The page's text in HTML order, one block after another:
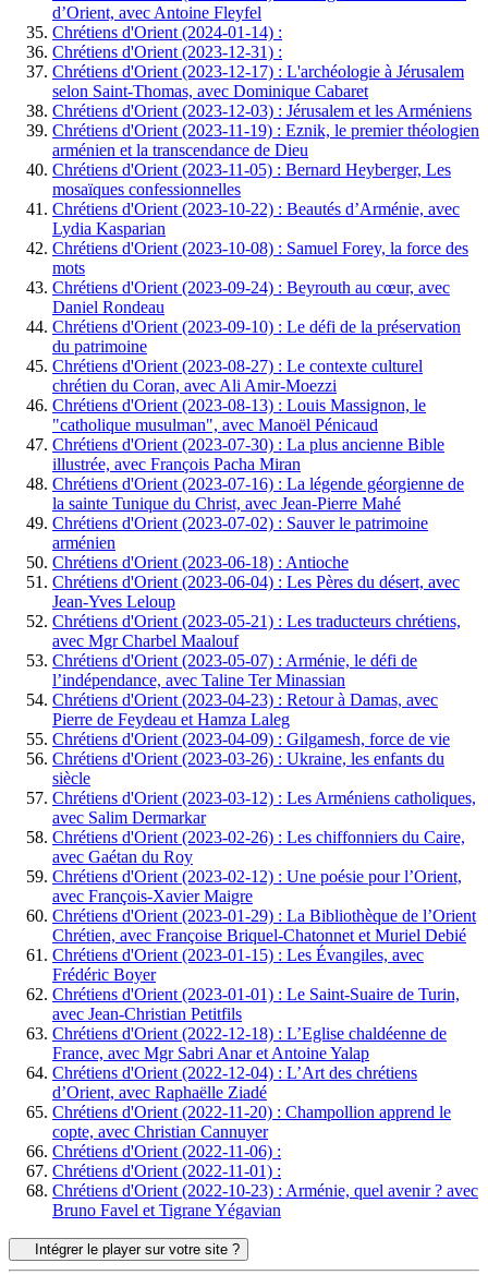
d’Orient, avec Antoine Fleyfel
Chrétiens d'Orient (2024-01-14) :
Chrétiens d'Orient (2023-12-31) :
Chrétiens d'Orient (2023-12-17) : L'archéologie à Jérusalem
selon Saint-Thomas, avec Dominique Cabaret
Chrétiens d'Orient (2023-12-03) : Jérusalem et les Arméniens
Chrétiens d'Orient (2023-11-19) : Eznik, le premier théologien
arménien et la transcendance de Dieu
Chrétiens d'Orient (2023-11-05) : Bernard Heyberger, Les
mosaïques confessionnelles
Chrétiens d'Orient (2023-10-22) : Beautés d’Arménie, avec
Lydia Kasparian
Chrétiens d'Orient (2023-10-08) : Samuel Forey, la force des
mots
Chrétiens d'Orient (2023-09-24) : Beyrouth au cœur, avec
Daniel Rondeau
Chrétiens d'Orient (2023-09-10) : Le défi de la préservation
du patrimoine
Chrétiens d'Orient (2023-08-27) : Le contexte culturel
chrétien du Coran, avec Ali Amir-Moezzi
Chrétiens d'Orient (2023-08-13) : Louis Massignon, le
"catholique musulman", avec Manoël Pénicaud
Chrétiens d'Orient (2023-07-30) : La plus ancienne Bible
illustrée, avec François Pacha Miran
Chrétiens d'Orient (2023-07-16) : La légende géorgienne de
la sainte Tunique du Christ, avec Jean-Pierre Mahé
Chrétiens d'Orient (2023-07-02) : Sauver le patrimoine
arménien
Chrétiens d'Orient (2023-06-18) : Antioche
Chrétiens d'Orient (2023-06-04) : Les Pères du désert, avec
Jean-Yves Leloup
Chrétiens d'Orient (2023-05-21) : Les traducteurs chrétiens,
avec Mgr Charbel Maalouf
Chrétiens d'Orient (2023-05-07) : Arménie, le défi de
l’indépendance, avec Taline Ter Minassian
Chrétiens d'Orient (2023-04-23) : Retour à Damas, avec
Pierre de Feydeau et Hamza Laleg
Chrétiens d'Orient (2023-04-09) : Gilgamesh, force de vie
Chrétiens d'Orient (2023-03-26) : Ukraine, les enfants du
siècle
Chrétiens d'Orient (2023-03-12) : Les Arméniens catholiques,
avec Salim Dermarkar
Chrétiens d'Orient (2023-02-26) : Les chiffonniers du Caire,
avec Gaétan du Roy
Chrétiens d'Orient (2023-02-12) : Une poésie pour l’Orient,
avec François-Xavier Maigre
Chrétiens d'Orient (2023-01-29) : La Bibliothèque de l’Orient
Chrétien, avec Françoise Briquel-Chatonnet et Muriel Debié
Chrétiens d'Orient (2023-01-15) : Les Évangiles, avec
Frédéric Boyer
Chrétiens d'Orient (2023-01-01) : Le Saint-Suaire de Turin,
avec Jean-Christian Petitfils
Chrétiens d'Orient (2022-12-18) : L’Eglise chaldéenne de
France, avec Mgr Sabri Anar et Antoine Yalap
Chrétiens d'Orient (2022-12-04) : L’Art des chrétiens
d’Orient, avec Raphaëlle Ziadé
Chrétiens d'Orient (2022-11-20) : Champollion apprend le
copte, avec Christian Cannuyer
Chrétiens d'Orient (2022-11-06) :
Chrétiens d'Orient (2022-11-01) :
Chrétiens d'Orient (2022-10-23) : Arménie, quel avenir ? avec
Bruno Favel et Tigrane Yégavian
Intégrer le player sur votre site ?